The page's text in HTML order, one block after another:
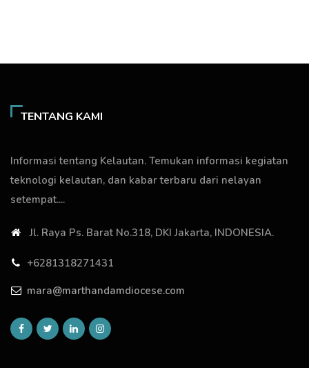
TENTANG KAMI
Informasi tentang Kelautan. Temukan informasi kegiatan
teknologi kelautan, dan kabar terbaru dari nelayan
setempat....
Jl. Raya Ps. Barat No.318, DKI Jakarta, INDONESIA.
+6281318271431
mara@marthandamdiocese.com